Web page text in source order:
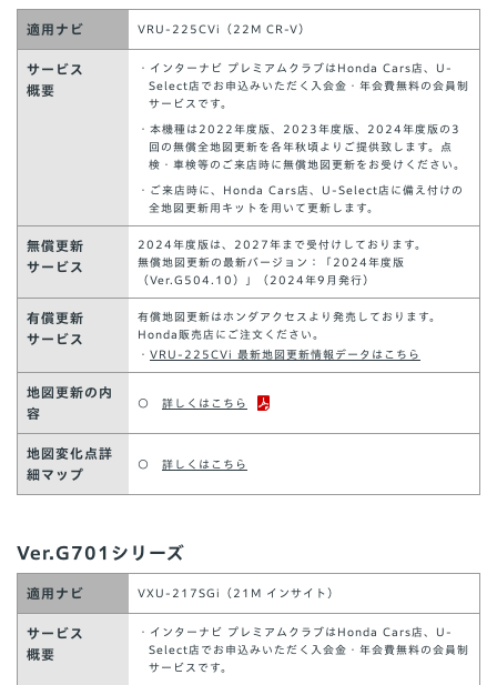
適用ナビ VRU-225CVi（22M CR-V）
サービス
概要
・インターナビ プレミアムクラブはHonda Cars店、U-
Select店でお申込みいただく入会金・年会費無料の会員制
サービスです。
・本機種は2022年度版、2023年度版、2024年度版の3
回の無償全地図更新を各年秋頃よりご提供致します。点
検・車検等のご来店時に無償地図更新をお受けください。
・ご来店時に、Honda Cars店、U-Select店に備え付けの
全地図更新用キットを用いて更新します。
無償更新
サービス
2024年度版は、2027年まで受付けしております。
無償地図更新の最新バージョン：「2024年度版
（Ver.G504.10）」（2024年9月発行）
有償更新
サービス
有償地図更新はホンダアクセスより発売しております。
Honda販売店にご注文ください。
・ VRU-225CVi 最新地図更新情報データはこちら
地図更新の内
容
○ 詳しくはこちら
地図変化点詳
細マップ
○ 詳しくはこちら
Ver.G701シリーズ
適用ナビ VXU-217SGi（21M インサイト）
サービス
概要
・インターナビ プレミアムクラブはHonda Cars店、U-
Select店でお申込みいただく入会金・年会費無料の会員制
サービスです。